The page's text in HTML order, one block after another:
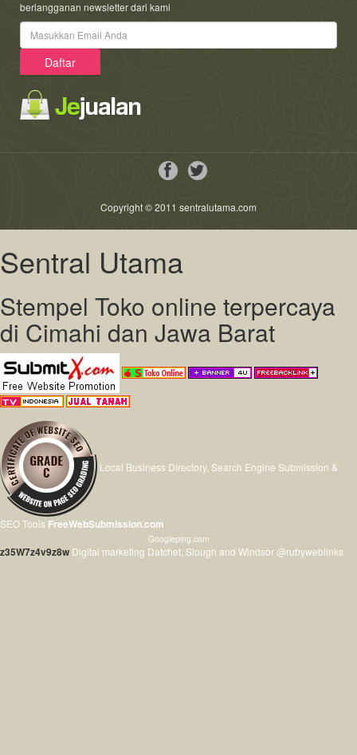
berlangganan newsletter dari kami
Copyright © 2011 sentralutama.com
Sentral Utama
Stempel Toko online terpercaya
di Cimahi dan Jawa Barat
Local Business Directory, Search Engine Submission &
SEO Tools FreeWebSubmission.com
Googleping.com
z35W7z4v9z8w Digital marketing Datchet, Slough and Windsor @rubyweblinks